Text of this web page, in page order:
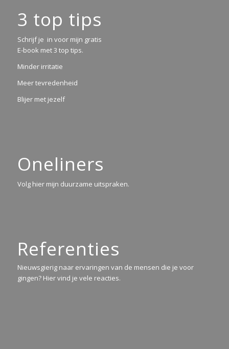
3 top tips
Schrijf je in voor mijn gratis
E-book met 3 top tips.
Minder irritatie
Meer tevredenheid
Blijer met jezelf
Oneliners
Volg hier mijn duurzame uitspraken.
Referenties
Nieuwsgierig naar ervaringen van de mensen die je voor
gingen? Hier vind je vele reacties.